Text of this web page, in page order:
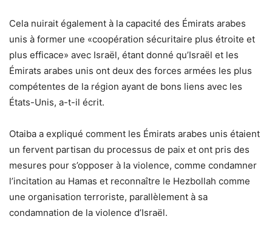
Cela nuirait également à la capacité des Émirats arabes
unis à former une «coopération sécuritaire plus étroite et
plus efficace» avec Israël, étant donné qu’Israël et les
Émirats arabes unis ont deux des forces armées les plus
compétentes de la région ayant de bons liens avec les
États-Unis, a-t-il écrit.
Otaiba a expliqué comment les Émirats arabes unis étaient
un fervent partisan du processus de paix et ont pris des
mesures pour s’opposer à la violence, comme condamner
l’incitation au Hamas et reconnaître le Hezbollah comme
une organisation terroriste, parallèlement à sa
condamnation de la violence d’Israël.